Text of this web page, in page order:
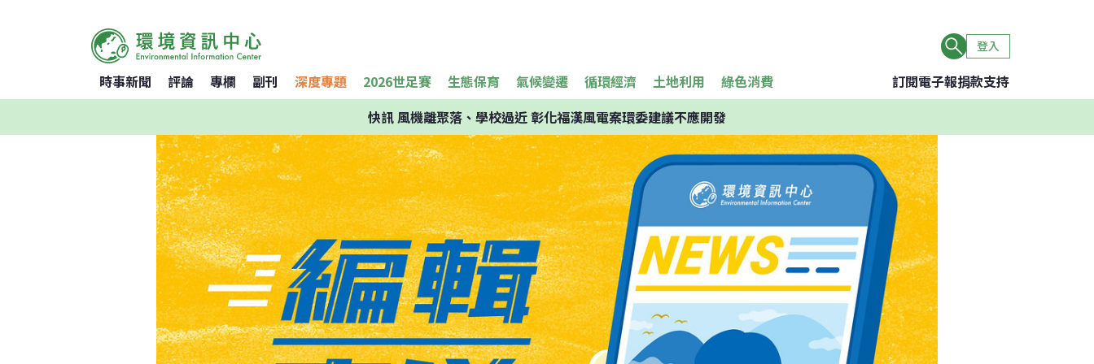
登入
時事新聞 評論 專欄 副刊 深度專題 2026世足賽 生態保育 氣候變遷 循環經濟 土地利用 綠色消費 訂閱電子報捐款支持
快訊風機離聚落、學校過近 彰化福漢風電案環委建議不應開發